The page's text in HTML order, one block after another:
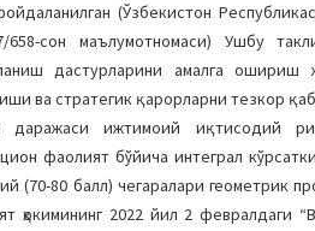
(Ўзбекистон
сон маълумотномаси) Ушбу
дастурларини амалга ошириш
ва стратегик қарорларни тезкор
даражаси ижтимоий иқтисодий
фаолият бўйича интеграл
(70-80 балл) чегаралари геометрик
ҳокимининг 2022 йил 2 февралдаги